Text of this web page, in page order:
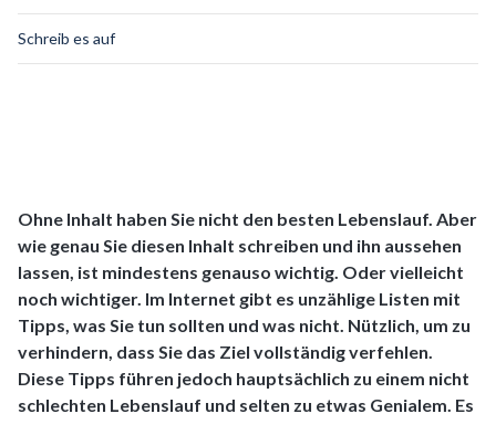
Schreib es auf
Ohne Inhalt haben Sie nicht den besten Lebenslauf. Aber
wie genau Sie diesen Inhalt schreiben und ihn aussehen
lassen, ist mindestens genauso wichtig. Oder vielleicht
noch wichtiger. Im Internet gibt es unzählige Listen mit
Tipps, was Sie tun sollten und was nicht. Nützlich, um zu
verhindern, dass Sie das Ziel vollständig verfehlen.
Diese Tipps führen jedoch hauptsächlich zu einem nicht
schlechten Lebenslauf und selten zu etwas Genialem. Es